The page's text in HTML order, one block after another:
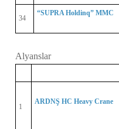
34
“SUPRA Holdinq” MMC
Alyanslar
1
ARDNŞ HC Heavy Crane